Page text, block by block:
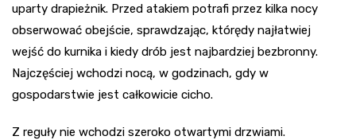
uparty drapieżnik. Przed atakiem potrafi przez kilka nocy
obserwować obejście, sprawdzając, którędy najłatwiej
wejść do kurnika i kiedy drób jest najbardziej bezbronny.
Najczęściej wchodzi nocą, w godzinach, gdy w
gospodarstwie jest całkowicie cicho.
Z reguły nie wchodzi szeroko otwartymi drzwiami.